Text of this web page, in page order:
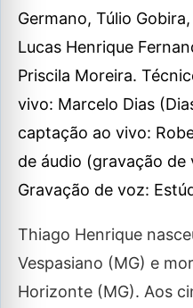
Germano, Túlio
Lucas Henrique
Priscila Moreira.
vivo: Marcelo Dias
captação ao vivo:
de áudio (gravação de
Gravação de voz:
Thiago Henrique
Vespasiano (MG) e
Horizonte (MG). Aos